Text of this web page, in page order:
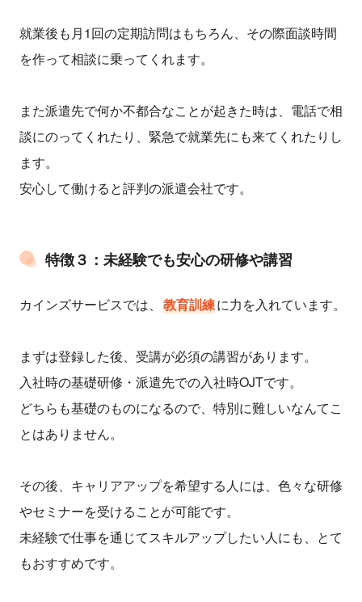
就業後も月1回の定期訪問はもちろん、その際面談時間
を作って相談に乗ってくれます。
また派遣先で何か不都合なことが起きた時は、電話で相
談にのってくれたり、緊急で就業先にも来てくれたりし
ます。
安心して働けると評判の派遣会社です。
特徴３：未経験でも安心の研修や講習
カインズサービスでは、 教育訓練に力を入れています。
まずは登録した後、受講が必須の講習があります。
入社時の基礎研修・派遣先での入社時OJTです。
どちらも基礎のものになるので、特別に難しいなんてこ
とはありません。
その後、キャリアアップを希望する人には、色々な研修
やセミナーを受けることが可能です。
未経験で仕事を通じてスキルアップしたい人にも、とて
もおすすめです。